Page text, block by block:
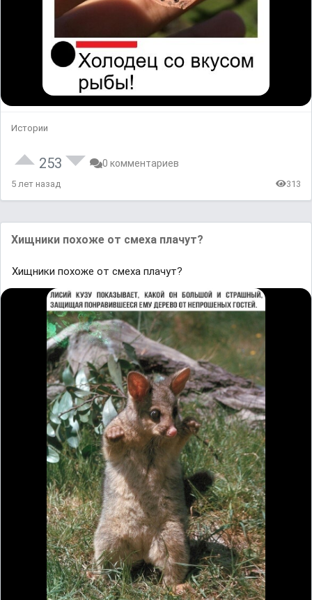
Истории
253 0 комментариев
5 лет назад 313
Хищники похоже от смеха плачут?
Хищники похоже от смеха плачут?